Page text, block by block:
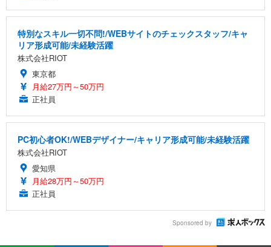
特別なスキル一切不問!/WEBサイトのチェックスタッフ/キャ
リア形成可能/未経験活躍
株式会社RIOT
東京都
月給27万円～50万円
正社員
PC初心者OK!/WEBデザイナー/キャリア形成可能/未経験活躍
株式会社RIOT
愛知県
月給28万円～50万円
正社員
Sponsored by